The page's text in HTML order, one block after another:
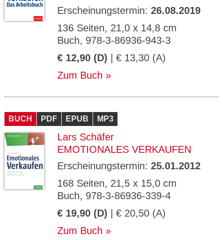
Erscheinungstermin: 26.08.2019
136 Seiten, 21,0 x 14,8 cm
Buch, 978-3-86936-943-3
€ 12,90 (D) | € 13,30 (A)
Zum Buch
BUCH PDF EPUB MP3
Lars Schäfer
EMOTIONALES VERKAUFEN
Erscheinungstermin: 25.01.2012
168 Seiten, 21,5 x 15,0 cm
Buch, 978-3-86936-339-4
€ 19,90 (D) | € 20,50 (A)
Zum Buch